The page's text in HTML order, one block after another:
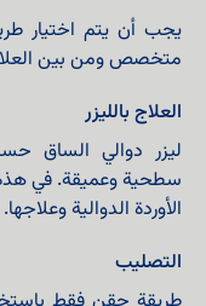
يجب أن يتم اختيار
متخصص ومن بين
العلاج بالليزر
ليزر دوالي الساق
سطحية وعميقة. في هذه
الأوردة الدوالية وعلاجها.
التصليب